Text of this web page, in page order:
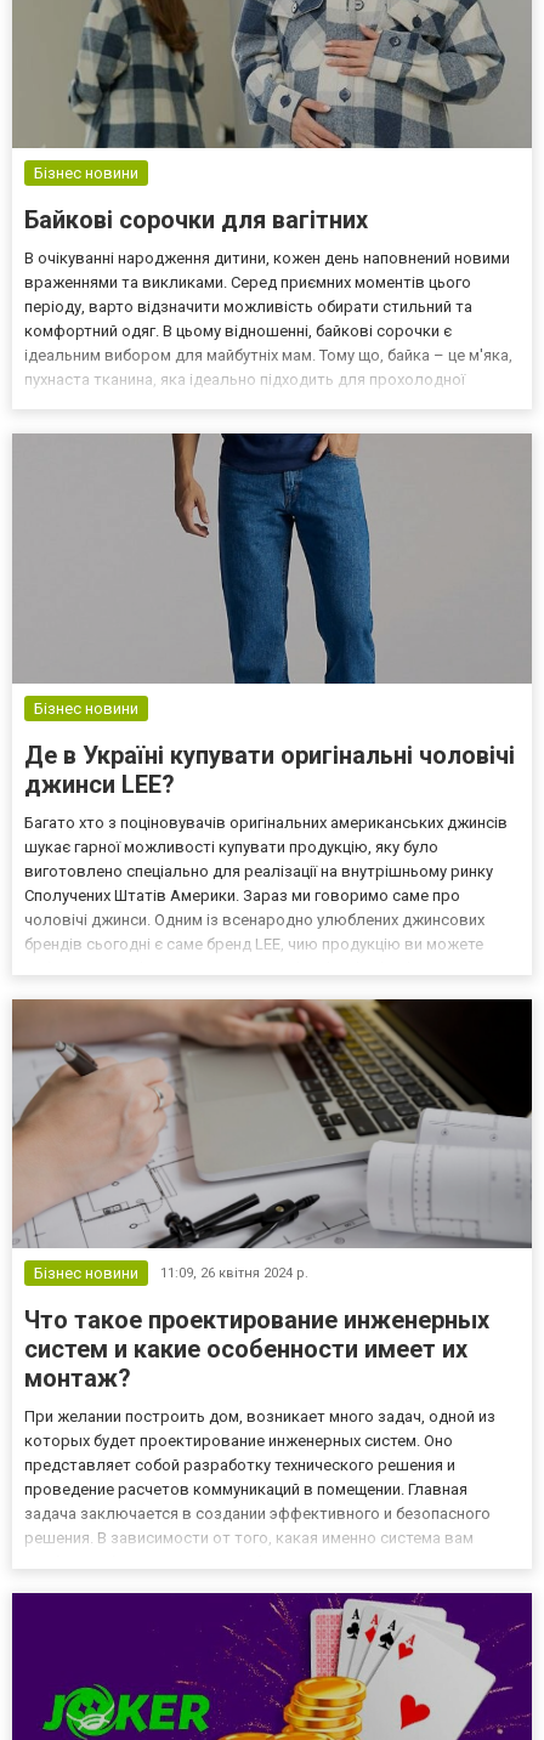
Бізнес новини
Байкові сорочки для вагітних
В очікуванні народження дитини, кожен день наповнений новими
враженнями та викликами. Серед приємних моментів цього
періоду, варто відзначити можливість обирати стильний та
комфортний одяг. В цьому відношенні, байкові сорочки є
ідеальним вибором для майбутніх мам. Тому що, байка – це м'яка,
пухнаста тканина, яка ідеально підходить для прохолодної
Бізнес новини
Де в Україні купувати оригінальні чоловічі
джинси LEE?
Багато хто з поціновувачів оригінальних американських джинсів
шукає гарної можливості купувати продукцію, яку було
виготовлено спеціально для реалізації на внутрішньому ринку
Сполучених Штатів Америки. Зараз ми говоримо саме про
чоловічі джинси. Одним із всенародно улюблених джинсових
брендів сьогодні є саме бренд LEE, чию продукцію ви можете
Бізнес новини 11:09, 26 квітня 2024 р.
Что такое проектирование инженерных
систем и какие особенности имеет их
монтаж?
При желании построить дом, возникает много задач, одной из
которых будет проектирование инженерных систем. Оно
представляет собой разработку технического решения и
проведение расчетов коммуникаций в помещении. Главная
задача заключается в создании эффективного и безопасного
решения. В зависимости от того, какая именно система вам